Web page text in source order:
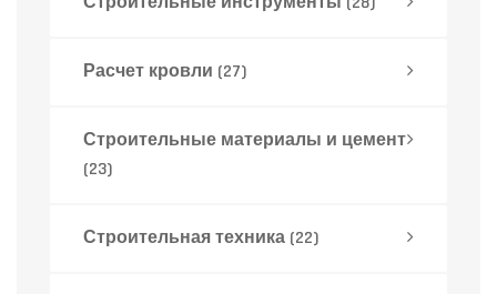
Расчет кровли (27)
Строительные материалы и цемент
(23)
Строительная техника (22)